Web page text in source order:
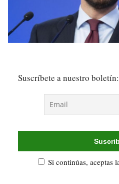
Suscríbete a nuestro boletín:
Si continúas, aceptas